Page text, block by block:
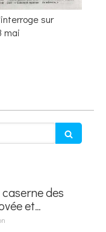
sur
mai
des
et